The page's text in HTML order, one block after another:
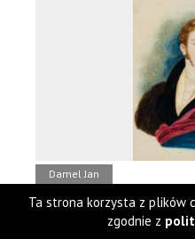
Damel Jan
Portret mężczyzny
Kolekcja Sztuki Dawnej
Ta strona korzysta z plików
zgodnie z